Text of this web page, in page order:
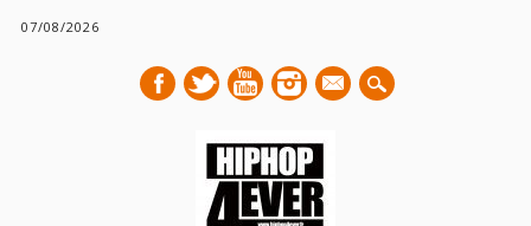
07/08/2026
mail